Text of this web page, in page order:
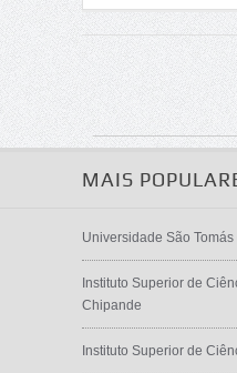
MAIS
Universidade São
Instituto Superior de
Chipande
Instituto Superior de